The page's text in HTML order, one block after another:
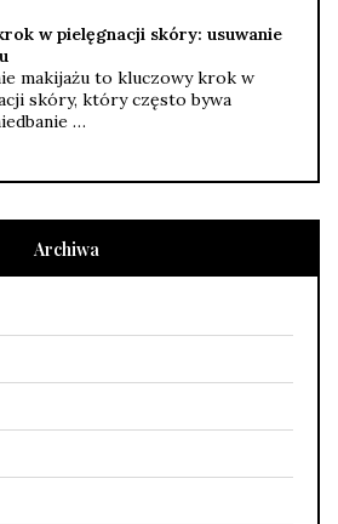
w pielęgnacji skóry: usuwanie
makijażu to kluczowy krok w
skóry, który często bywa
…
Archiwa